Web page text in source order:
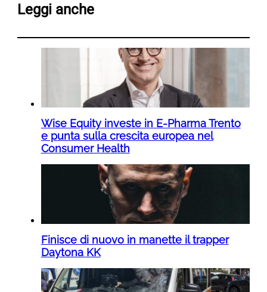
Leggi anche
Wise Equity investe in E-Pharma Trento
e punta sulla crescita europea nel
Consumer Health
Finisce di nuovo in manette il trapper
Daytona KK